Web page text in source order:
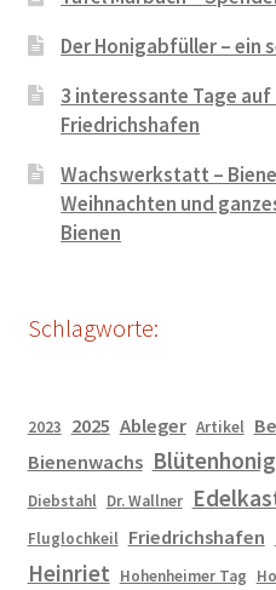
Der Honigabfüller – ein
3 interessante Tage
Friedrichshafen
Wachswerkstatt –
Weihnachten und
Bienen
Schlagworte:
2023 2025 Ableger Artikel
Bienenwachs Blütenhonig
Diebstahl Dr. Wallner
Fluglochkeil Friedrichshafen
Heinriet Hohenheimer Tag